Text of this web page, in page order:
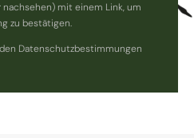
mit einem Link, um
zu bestätigen.
Datenschutzbestimmungen